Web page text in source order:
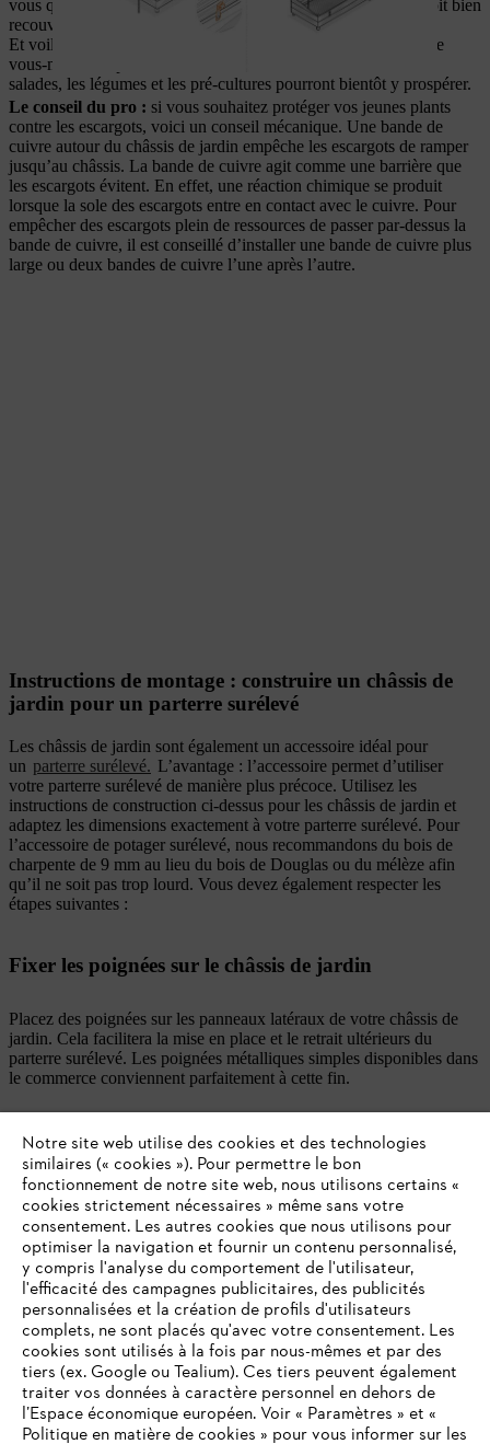
vous que le grillage en filet de volière précédemment agrafé soit bien
recouvert d’au moins 20 cm de terre.
Et voilà, c’est déjà terminé ! Votre châssis de jardin à construire
vous-même est prêt. Ensoleillés et facilement accessibles, les
salades, les légumes et les pré-cultures pourront bientôt y prospérer.
Le conseil du pro : si vous souhaitez protéger vos jeunes plants
contre les escargots, voici un conseil mécanique. Une bande de
cuivre autour du châssis de jardin empêche les escargots de ramper
jusqu’au châssis. La bande de cuivre agit comme une barrière que
les escargots évitent. En effet, une réaction chimique se produit
lorsque la sole des escargots entre en contact avec le cuivre. Pour
empêcher des escargots plein de ressources de passer par-dessus la
bande de cuivre, il est conseillé d’installer une bande de cuivre plus
large ou deux bandes de cuivre l’une après l’autre.
Instructions de montage : construire un châssis de
jardin pour un parterre surélevé
Les châssis de jardin sont également un accessoire idéal pour
un parterre surélevé. L’avantage : l’accessoire permet d’utiliser
votre parterre surélevé de manière plus précoce. Utilisez les
instructions de construction ci-dessus pour les châssis de jardin et
adaptez les dimensions exactement à votre parterre surélevé. Pour
l’accessoire de potager surélevé, nous recommandons du bois de
charpente de 9 mm au lieu du bois de Douglas ou du mélèze afin
qu’il ne soit pas trop lourd. Vous devez également respecter les
étapes suivantes :
Fixer les poignées sur le châssis de jardin
Placez des poignées sur les panneaux latéraux de votre châssis de
jardin. Cela facilitera la mise en place et le retrait ultérieurs du
parterre surélevé. Les poignées métalliques simples disponibles dans
le commerce conviennent parfaitement à cette fin.
Fixer le châssis au parterre surélevé
Dans l’idéal, fixez 4 bois d’équarrissage sous le châssis et insérez-les
dans les coins de votre parterre surélevé. Ces bois d’équarrissage
doivent être enfoncés d’environ 10 cm dans le terreau de votre
parterre surélevé et servent à stabiliser le châssis de jardin. Vous
pouvez également fixer l’accessoire au parterre surélevé à l’aide de
petites lattes métalliques qui peuvent être desserrées lorsque
l’accessoire est retiré du parterre. Quel que soit le système de
fixation que vous souhaitez utiliser, veillez toujours à ce que le
châssis soit bien en contact avec le parterre surélevé.
Ensemencer un châssis de jardin
Notre site web utilise des cookies et des technologies
similaires (« cookies »). Pour permettre le bon
fonctionnement de notre site web, nous utilisons certains «
cookies strictement nécessaires » même sans votre
consentement. Les autres cookies que nous utilisons pour
optimiser la navigation et fournir un contenu personnalisé,
y compris l'analyse du comportement de l'utilisateur,
l'efficacité des campagnes publicitaires, des publicités
personnalisées et la création de profils d'utilisateurs
complets, ne sont placés qu'avec votre consentement. Les
cookies sont utilisés à la fois par nous-mêmes et par des
tiers (ex. Google ou Tealium). Ces tiers peuvent également
traiter vos données à caractère personnel en dehors de
l’Espace économique européen. Voir « Paramètres » et «
Politique en matière de cookies » pour vous informer sur les